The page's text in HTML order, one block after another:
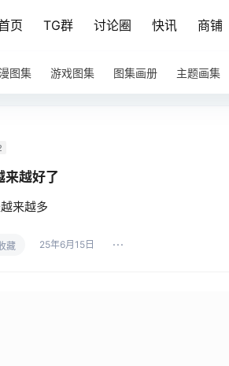
页 TG群 讨论圈 快讯 商铺
图集 游戏图集 图集画册 主题画集
来越好了
来越多
藏 25年6月15日